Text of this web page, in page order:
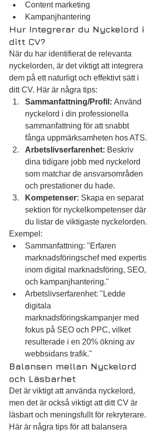
Content marketing
Kampanjhantering
Hur Integrerar du Nyckelord i
ditt CV?
När du har identifierat de relevanta
nyckelorden, är det viktigt att integrera
dem på ett naturligt och effektivt sätt i
ditt CV. Här är några tips:
Sammanfattning/Profil: Använd
nyckelord i din professionella
sammanfattning för att snabbt
fånga uppmärksamheten hos ATS.
Arbetslivserfarenhet: Beskriv
dina tidigare jobb med nyckelord
som matchar de ansvarsområden
och prestationer du hade.
Kompetenser: Skapa en separat
sektion för nyckelkompetenser där
du listar de viktigaste nyckelorden.
Exempel:
Sammanfattning: "Erfaren
marknadsföringschef med expertis
inom digital marknadsföring, SEO,
och kampanjhantering."
Arbetslivserfarenhet: "Ledde
digitala
marknadsföringskampanjer med
fokus på SEO och PPC, vilket
resulterade i en 20% ökning av
webbsidans trafik."
Balansen mellan Nyckelord
och Läsbarhet
Det är viktigt att använda nyckelord,
men det är också viktigt att ditt CV är
läsbart och meningsfullt för rekryterare.
Här är några tips för att balansera